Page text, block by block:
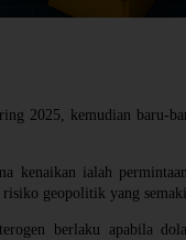
2025, kemudian baru-
kenaikan ialah
geopolitik yang
berlaku apabila